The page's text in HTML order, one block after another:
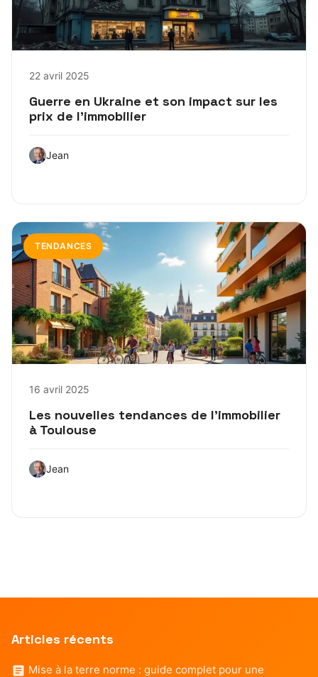
22 avril 2025
Guerre en Ukraine et son impact sur les
prix de l’immobilier
Jean
TENDANCES
16 avril 2025
Les nouvelles tendances de l’immobilier
à Toulouse
Jean
Articles récents
Mise à la terre norme : guide complet pour une